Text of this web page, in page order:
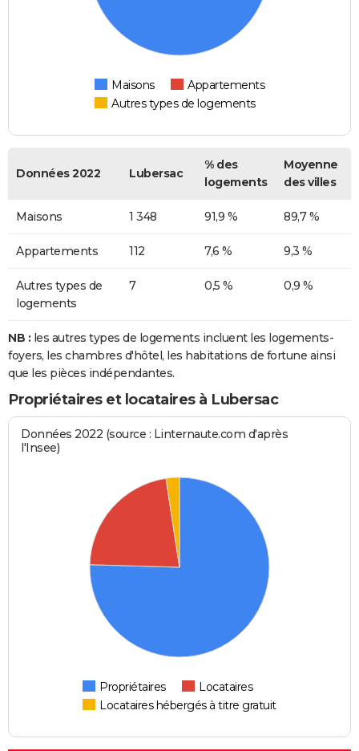
Maisons
Appartements
Autres types de logements
Données 2022 Lubersac
% des
logements
Moyenne
des villes
Maisons 1 348 91,9 % 89,7 %
Appartements 112 7,6 % 9,3 %
Autres types de
logements
7 0,5 % 0,9 %
NB : les autres types de logements incluent les logements-
foyers, les chambres d'hôtel, les habitations de fortune ainsi
que les pièces indépendantes.
Propriétaires et locataires à Lubersac
Données 2022 (source : Linternaute.com d'après
l'Insee)
Propriétaires
Locataires
Locataires hébergés à titre gratuit